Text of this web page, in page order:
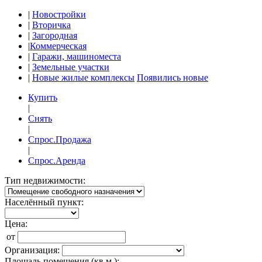
| Новостройки
| Вторичка
| Загородная
|Коммерческая
| Гаражи, машиноместа
| Земельные участки
| Новые жилые комплексы Появились новые
Купить
|
Снять
|
Спрос.Продажа
|
Спрос.Аренда
Тип недвижимости:
Населённый пункт:
Цена:
от
Организация: